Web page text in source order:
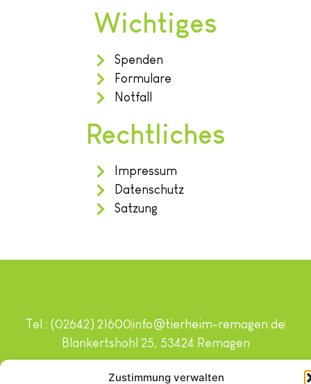
Zustimmung verwalten
Wichtiges
Spenden
Formulare
Notfall
Rechtliches
Impressum
Datenschutz
Satzung
Copyright © 2024. Alle Rechte vorbehalten.
Tel.: (02642) 21600info@tierheim-remagen.de
Blankertshohl 25, 53424 Remagen